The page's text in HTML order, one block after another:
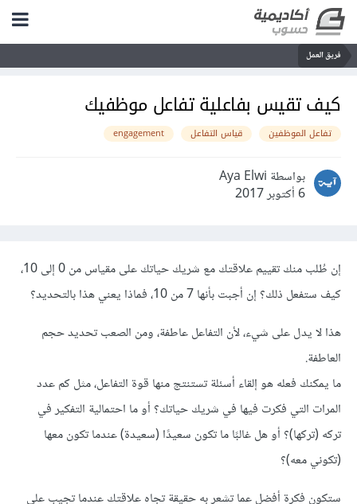
فريق العمل
كيف تقيس بفاعلية تفاعل موظفيك
تفاعل الموظفين قياس التفاعل engagement
بواسطة Aya Elwi
6 أكتوبر 2017
إن طُلب منك تقييم علاقتك مع شريك حياتك على مقياس من 0 إلى 10،
كيف ستفعل ذلك؟ إن أجبت بأنها 7 من 10، فماذا يعني هذا بالتحديد؟
هذا لا يدل على شيء، لأن التفاعل عاطفة، ومن الصعب تحديد حجم
العاطفة.
ما يمكنك فعله هو إلقاء أسئلة تستنتج منها قوة التفاعل، مثل كم عدد
المرات التي فكرت فيها في شريك حياتك؟ أو ما احتمالية التفكير في
تركه (تركها)؟ أو هل غالبًا ما تكون سعيدًا (سعيدة) عندما تكون معها
(تكوني معه)؟
ستكون فكرة أفضل عما تشعر به حقيقة تجاه علاقتك عندما تجيب على